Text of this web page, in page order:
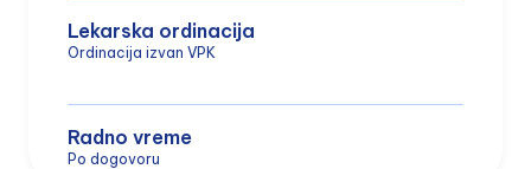
Lekarska ordinacija
Ordinacija izvan VPK
Radno vreme
Po dogovoru